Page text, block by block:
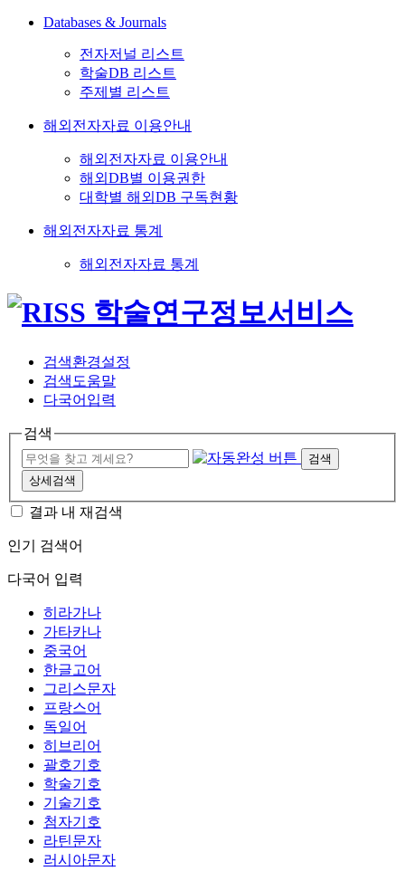
Databases & Journals
전자저널 리스트
학술DB 리스트
주제별 리스트
해외전자자료 이용안내
해외전자자료 이용안내
해외DB별 이용권한
대학별 해외DB 구독현황
해외전자자료 통계
해외전자자료 통계
검색환경설정
검색도움말
다국어입력
검색
검색
상세검색
결과 내 재검색
인기 검색어
다국어 입력
히라가나
가타카나
중국어
한글고어
그리스문자
프랑스어
독일어
히브리어
괄호기호
학술기호
기술기호
첨자기호
라틴문자
러시아문자